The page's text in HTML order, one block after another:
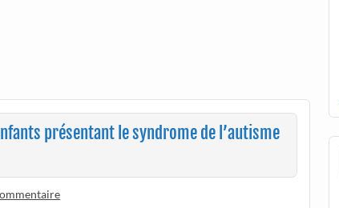
présentant le syndrome de l’autisme